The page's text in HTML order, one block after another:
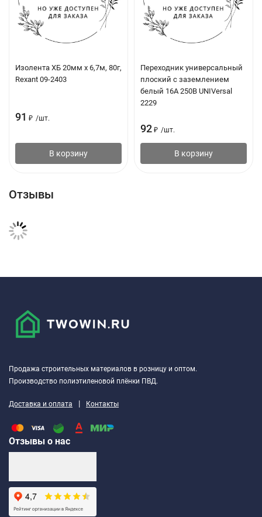
Изолента ХБ 20мм х 6,7м, 80г,
Rexant 09-2403
91 ₽ /шт.
В корзину
Переходник универсальный
плоский с заземлением
белый 16А 250В UNIVersal
2229
92 ₽ /шт.
В корзину
Отзывы
Продажа строительных материалов в розницу и оптом.
Производство полиэтиленовой плёнки ПВД.
Доставка и оплата | Контакты
Отзывы о нас